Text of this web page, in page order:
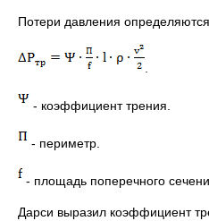
Потери давления
- коэффициент трения.
- периметр.
- площадь поперечного
Дарси выразил коэффициент